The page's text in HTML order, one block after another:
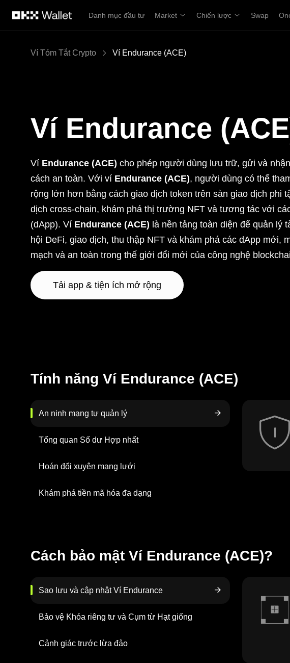
Danh mục đầu tư
Market Chiến lược Swap
Ví Tóm Tắt Crypto Ví Endurance (ACE)
Ví Endurance
Ví Endurance (ACE) cho phép người dùng lưu trữ, gửi và
cách an toàn. Với ví Endurance (ACE), người dùng có thể
rộng lớn hơn bằng cách giao dịch token trên sàn giao dịch phi
dịch cross-chain, khám phá thị trường NFT và tương tác với
(dApp). Ví Endurance (ACE) là nền tảng toàn diện để quản lý
hội DeFi, giao dịch, thu thập NFT và khám phá các dApp mới,
mạch và an toàn trong thế giới đổi mới của công nghệ
Tải app & tiện ích mở rộng
Tính năng Ví Endurance (ACE)
An ninh mạng tự quản lý
Tổng quan Số dư Hợp nhất
Hoán đổi xuyên mạng lưới
Khám phá tiền mã hóa đa dạng
Cách bảo mật Ví Endurance (ACE)?
Sao lưu và cập nhật Ví Endurance
Bảo vệ Khóa riêng tư và Cụm từ Hạt giống
Cảnh giác trước lừa đảo